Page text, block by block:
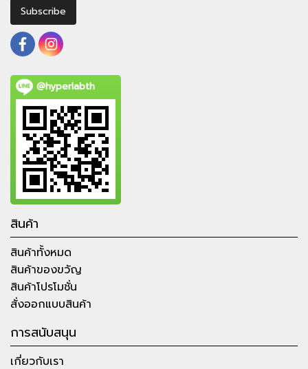
Subscribe
@hyperlabth
สินค้า
สินค้าทั้งหมด
สินค้าของขวัญ
สินค้าโปรโมชั่น
สั่งออกแบบสินค้า
การสนับสนุน
เกี่ยวกับเรา